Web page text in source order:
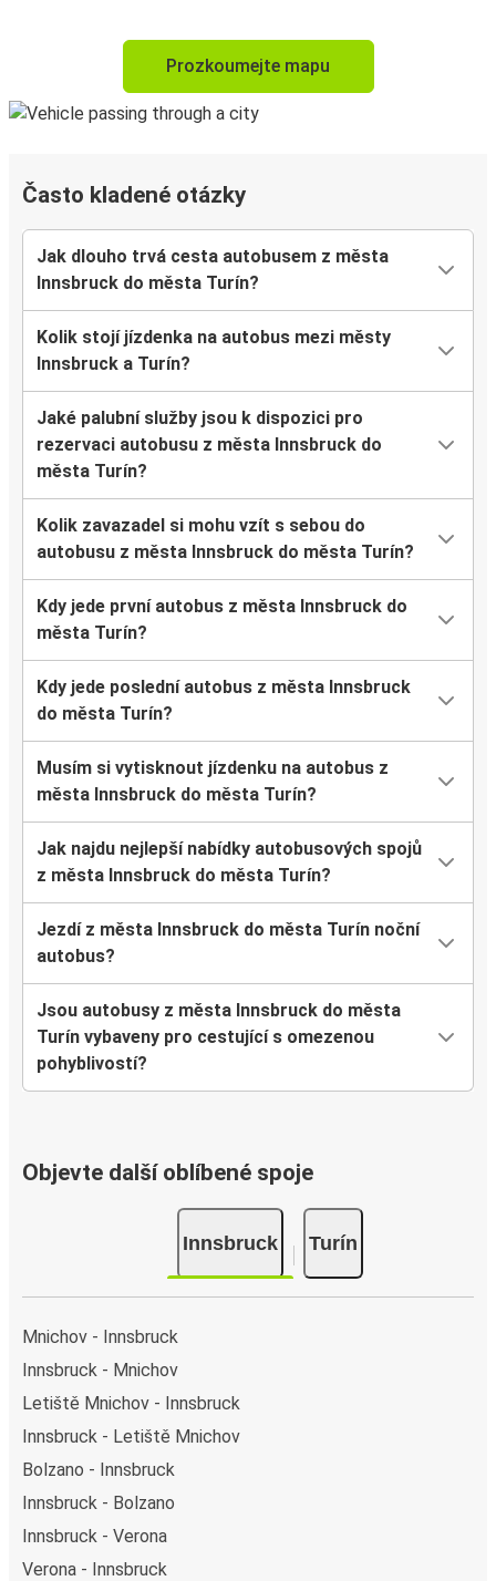
Prozkoumejte mapu
Často kladené otázky
Jak dlouho trvá cesta autobusem z města
Innsbruck do města Turín?
Kolik stojí jízdenka na autobus mezi městy
Innsbruck a Turín?
Jaké palubní služby jsou k dispozici pro
rezervaci autobusu z města Innsbruck do
města Turín?
Kolik zavazadel si mohu vzít s sebou do
autobusu z města Innsbruck do města Turín?
Kdy jede první autobus z města Innsbruck do
města Turín?
Kdy jede poslední autobus z města Innsbruck
do města Turín?
Musím si vytisknout jízdenku na autobus z
města Innsbruck do města Turín?
Jak najdu nejlepší nabídky autobusových spojů
z města Innsbruck do města Turín?
Jezdí z města Innsbruck do města Turín noční
autobus?
Jsou autobusy z města Innsbruck do města
Turín vybaveny pro cestující s omezenou
pohyblivostí?
Objevte další oblíbené spoje
Innsbruck Turín
Mnichov - Innsbruck
Innsbruck - Mnichov
Letiště Mnichov - Innsbruck
Innsbruck - Letiště Mnichov
Bolzano - Innsbruck
Innsbruck - Bolzano
Innsbruck - Verona
Verona - Innsbruck